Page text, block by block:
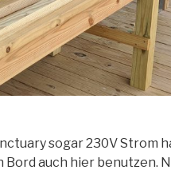
sogar 230V Strom
auch hier benutzen.